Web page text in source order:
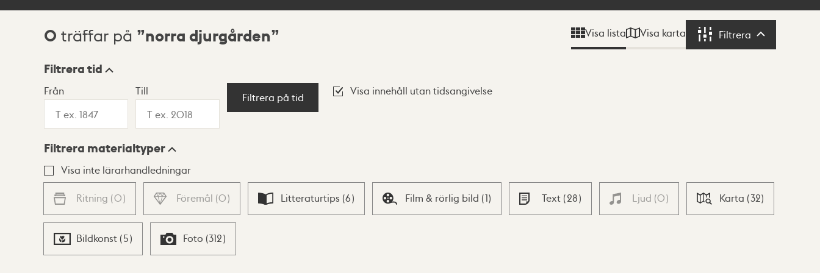
Sökresultat
0 träffar på norra djurgården Visa lista Visa karta Filtrera Filtrera
Visningsläge
Lista Karta
Filtrera tid
Från Till
Filtrera på tid
Visa innehåll utan tidsangivelse
Filtrera materialtyper
Visa inte lärarhandledningar
Ritning (0) Föremål (0) Litteraturtips (6) Film & rörlig bild (1) Text (28) Ljud (0) Karta (32)
Bildkonst (5) Foto (312)